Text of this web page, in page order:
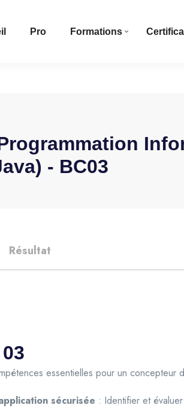
Pro Formations
- BC03
Résultat
essentielles pour un concepteur
sécurisée : Identifier et